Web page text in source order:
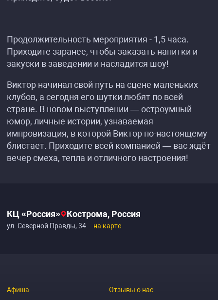
Продолжительность мероприятия - 1,5 часа.
Приходите заранее, чтобы заказать напитки и
закуски в заведении и насладится шоу!
Виктор начинал свой путь на сцене маленьких
клубов, а сегодня его шутки любят по всей
стране. В новом выступлении — остроумный
юмор, личные истории, узнаваемая
импровизация, в которой Виктор по-настоящему
блистает. Приходите всей компанией — вас ждёт
вечер смеха, тепла и отличного настроения!
КЦ «Россия» Кострома, Россия
ул. Северной Правды, 34 на карте
Афиша Отзывы о нас